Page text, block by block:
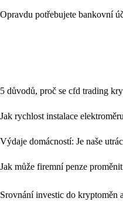
Opravdu potřebujete bankovní
5 důvodů, proč se cfd trading
Jak rychlost instalace
Výdaje domácností: Je naše
Jak může firemní penze
Srovnání investic do kryptoměn